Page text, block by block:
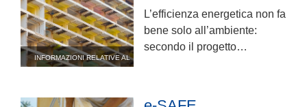
INFORMAZIONI RELATIVE AL
L’efficienza energetica non fa
bene solo all’ambiente:
secondo il progetto